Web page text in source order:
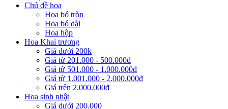
Chủ đề hoa
Hoa bó tròn
Hoa bó dài
Hoa hộp
Hoa Khai trương
Giá dưới 200k
Giá từ 201.000 - 500.000đ
Giá từ 501.000 - 1.000.000đ
Giá từ 1.001.000 - 2.000.000đ
Giá trên 2.000.000đ
Hoa sinh nhật
Giá dưới 200.000